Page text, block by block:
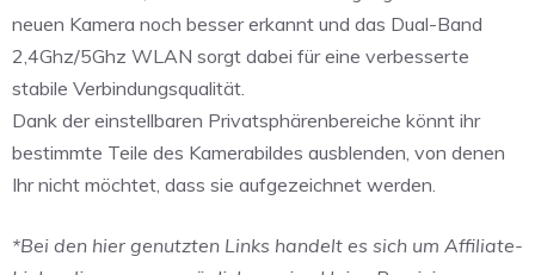
neuen Kamera noch besser erkannt und das Dual-Band
2,4Ghz/5Ghz WLAN sorgt dabei für eine verbesserte
stabile Verbindungsqualität.
Dank der einstellbaren Privatsphärenbereiche könnt ihr
bestimmte Teile des Kamerabildes ausblenden, von denen
Ihr nicht möchtet, dass sie aufgezeichnet werden.
*Bei den hier genutzten Links handelt es sich um Affiliate-